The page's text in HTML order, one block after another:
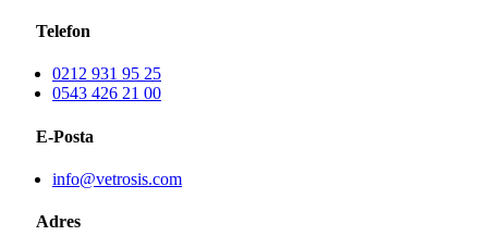
Telefon
0212 931 95 25
0543 426 21 00
E-Posta
info@vetrosis.com
Adres